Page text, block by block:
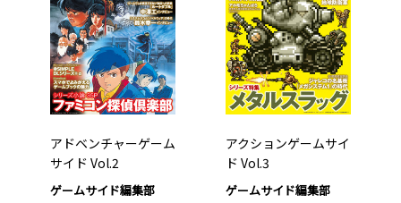
アドベンチャーゲーム
サイド Vol.2
ゲームサイド編集部
アクションゲームサイ
ド Vol.3
ゲームサイド編集部